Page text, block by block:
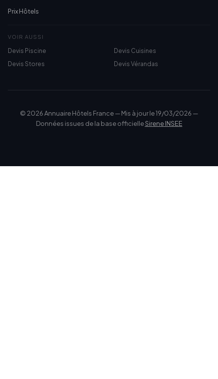
Prix Hôtels
VOIR AUSSI
Devis Piscine
Devis Cuisines
Devis Stores
Devis Vérandas
© 2026 Annuaire Hôtels France — Mis à jour le 19/03/2026 —
Données issues de la base officielleSirene INSEE